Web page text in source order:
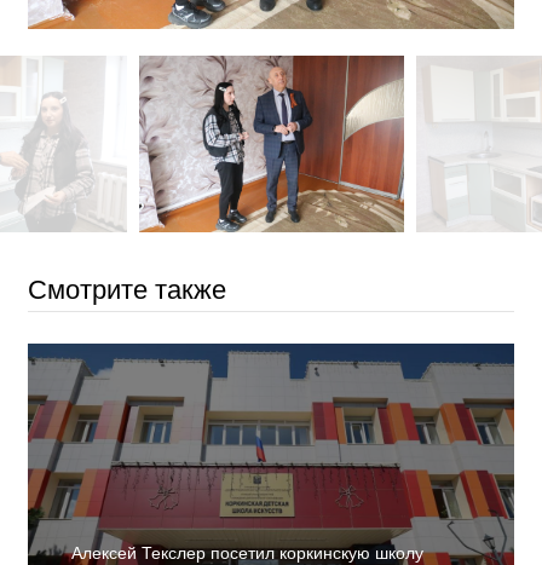
Смотрите также
Алексей Текслер посетил коркинскую школу